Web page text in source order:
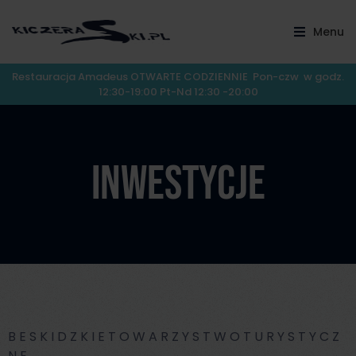
Menu
Restauracja Amadeus OTWARTE CODZIENNIE Pon-czw w godz.
12:30-19:00 Pt-Nd 12:30 -20:00
Inwestycje
B E S K I D Z K I E T O W A R Z Y S T W O T U R Y S T Y C Z